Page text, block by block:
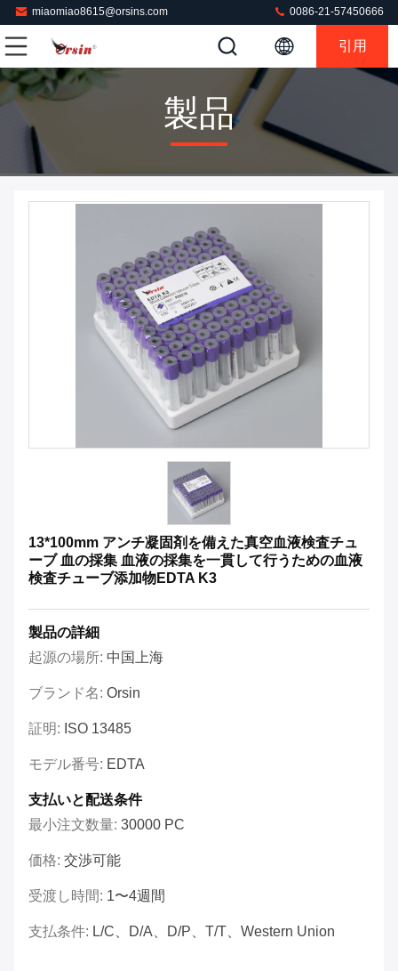
miaomiao8615@orsins.com 0086-21-57450666
引用
製品
13*100mm アンチ凝固剤を備えた真空血液検査チュ
ーブ 血の採集 血液の採集を一貫して行うための血液
検査チューブ添加物EDTA K3
製品の詳細
起源の場所: 中国上海
ブランド名: Orsin
証明: ISO 13485
モデル番号: EDTA
支払いと配送条件
最小注文数量: 30000 PC
価格: 交渉可能
受渡し時間: 1〜4週間
支払条件: L/C、D/A、D/P、T/T、Western Union